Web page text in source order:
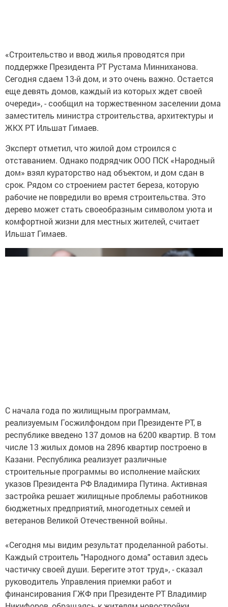
«Строительство и ввод жилья проводятся при
поддержке Президента РТ Рустама Минниханова.
Сегодня сдаем 13-й дом, и это очень важно. Остается
еще девять домов, каждый из которых ждет своей
очереди», - сообщил на торжественном заселении дома
заместитель министра строительства, архитектуры и
ЖКХ РТ Ильшат Гимаев.
Эксперт отметил, что жилой дом строился с
отставанием. Однако подрядчик ООО ПСК «Народный
дом» взял кураторство над объектом, и дом сдан в
срок. Рядом со строением растет береза, которую
рабочие не повредили во время строительства. Это
дерево может стать своеобразным символом уюта и
комфортной жизни для местных жителей, считает
Ильшат Гимаев.
С начала года по жилищным программам,
реализуемым Госжилфондом при Президенте РТ, в
республике введено 137 домов на 6200 квартир. В том
числе 13 жилых домов на 2896 квартир построено в
Казани. Республика реализует различные
строительные программы во исполнение майских
указов Президента РФ Владимира Путина. Активная
застройка решает жилищные проблемы работников
бюджетных предприятий, многодетных семей и
ветеранов Великой Отечественной войны.
«Сегодня мы видим результат проделанной работы.
Каждый строитель "Народного дома" оставил здесь
частичку своей души. Берегите этот труд», - сказал
руководитель Управления приемки работ и
финансирования ГЖФ при Президенте РТ Владимир